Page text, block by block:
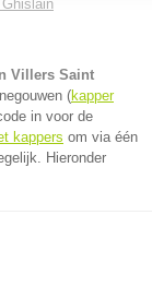
Villers Saint
(kapper
in voor de
kappers om via één
Hieronder